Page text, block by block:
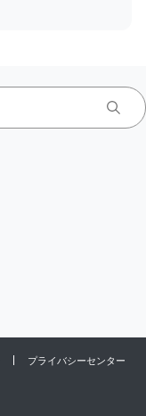
プライバシーセンター